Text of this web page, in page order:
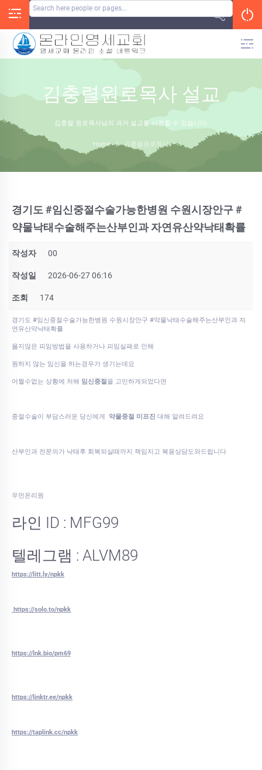
김충렬원로목사 설교
김충렬 원로목사님의 과거 설교를 시청할 수 있습니다.
Home / 김충렬원로목사
경기도 #임신중절수술가능한병원 수원시장안구 #
약물낙태수술해주는산부인과 자연유산약낙태확률
작성자 00
작성일 2026-06-27 06:16
조회 174
경기도 #임신중절수술가능한병원 수원시장안구 #약물낙태수술해주는산부인과 자
연유산약낙태확률
옳지않은 피임방법을 사용하거나 피임실패로 인해
원하지 않는 임신을 하는경우가 생기는데요
어쩔수없는 상황에 처해 임신중절을 고민하게되었다면
중절수술이 부담스러운 당신에게 약물중절 미프진 대해 알려드려요
산부인과 전문의가 낙태후 회복되실때까지 책임지고 복용상담도와드립니다
우먼온리원
라인 ID : MFG99
텔레그램 : ALVM89
https://litt.ly/npkk
https://solo.to/npkk
https://lnk.bio/pm69
https://linktr.ee/npkk
https://taplink.cc/npkk